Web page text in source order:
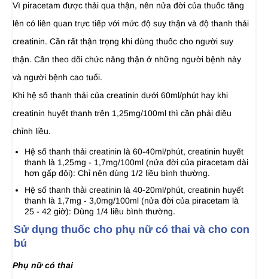
Vì piracetam được thải qua thận, nên nửa đời của thuốc tăng
lên có liên quan trực tiếp với mức độ suy thận và độ thanh thải
creatinin. Cần rất thận trọng khi dùng thuốc cho người suy
thận. Cần theo dõi chức năng thận ở những người bệnh này
và người bệnh cao tuổi.
Khi hệ số thanh thải của creatinin dưới 60ml/phút hay khi
creatinin huyết thanh trên 1,25mg/100ml thì cần phải điều
chỉnh liều.
Hệ số thanh thải creatinin là 60-40ml/phút, creatinin huyết
thanh là 1,25mg - 1,7mg/100ml (nửa đời của piracetam dài
hơn gấp đôi): Chỉ nên dùng 1/2 liều bình thường.
Hệ số thanh thải creatinin là 40-20ml/phút, creatinin huyết
thanh là 1,7mg - 3,0mg/100ml (nửa đời của piracetam là
25 - 42 giờ): Dùng 1/4 liều bình thường.
Sử dụng thuốc cho phụ nữ có thai và cho con
bú
Phụ nữ có thai